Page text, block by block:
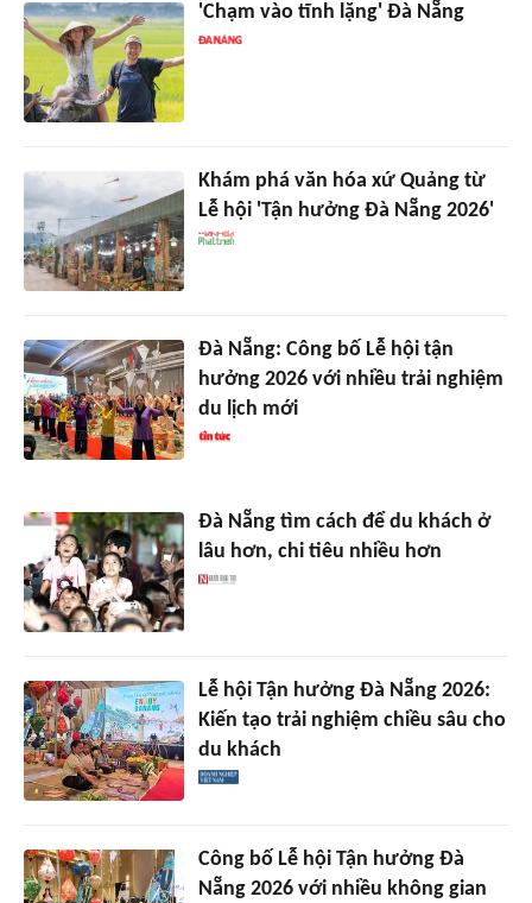
'Chạm vào tĩnh lặng' Đà Nẵng
Khám phá văn hóa xứ Quảng từ
Lễ hội 'Tận hưởng Đà Nẵng 2026'
Đà Nẵng: Công bố Lễ hội tận
hưởng 2026 với nhiều trải nghiệm
du lịch mới
Đà Nẵng tìm cách để du khách ở
lâu hơn, chi tiêu nhiều hơn
Lễ hội Tận hưởng Đà Nẵng 2026:
Kiến tạo trải nghiệm chiều sâu cho
du khách
Công bố Lễ hội Tận hưởng Đà
Nẵng 2026 với nhiều không gian